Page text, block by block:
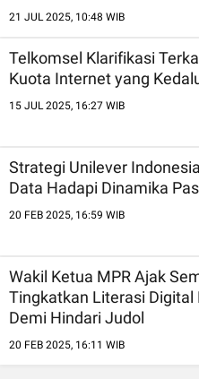
21 JUL 2025, 10:48 WIB
Telkomsel Klarifikasi
Kuota Internet yang
15 JUL 2025, 16:27 WIB
Strategi Unilever
Data Hadapi Dinamika
20 FEB 2025, 16:59 WIB
Wakil Ketua MPR Ajak
Tingkatkan Literasi
Demi Hindari Judol
20 FEB 2025, 16:11 WIB